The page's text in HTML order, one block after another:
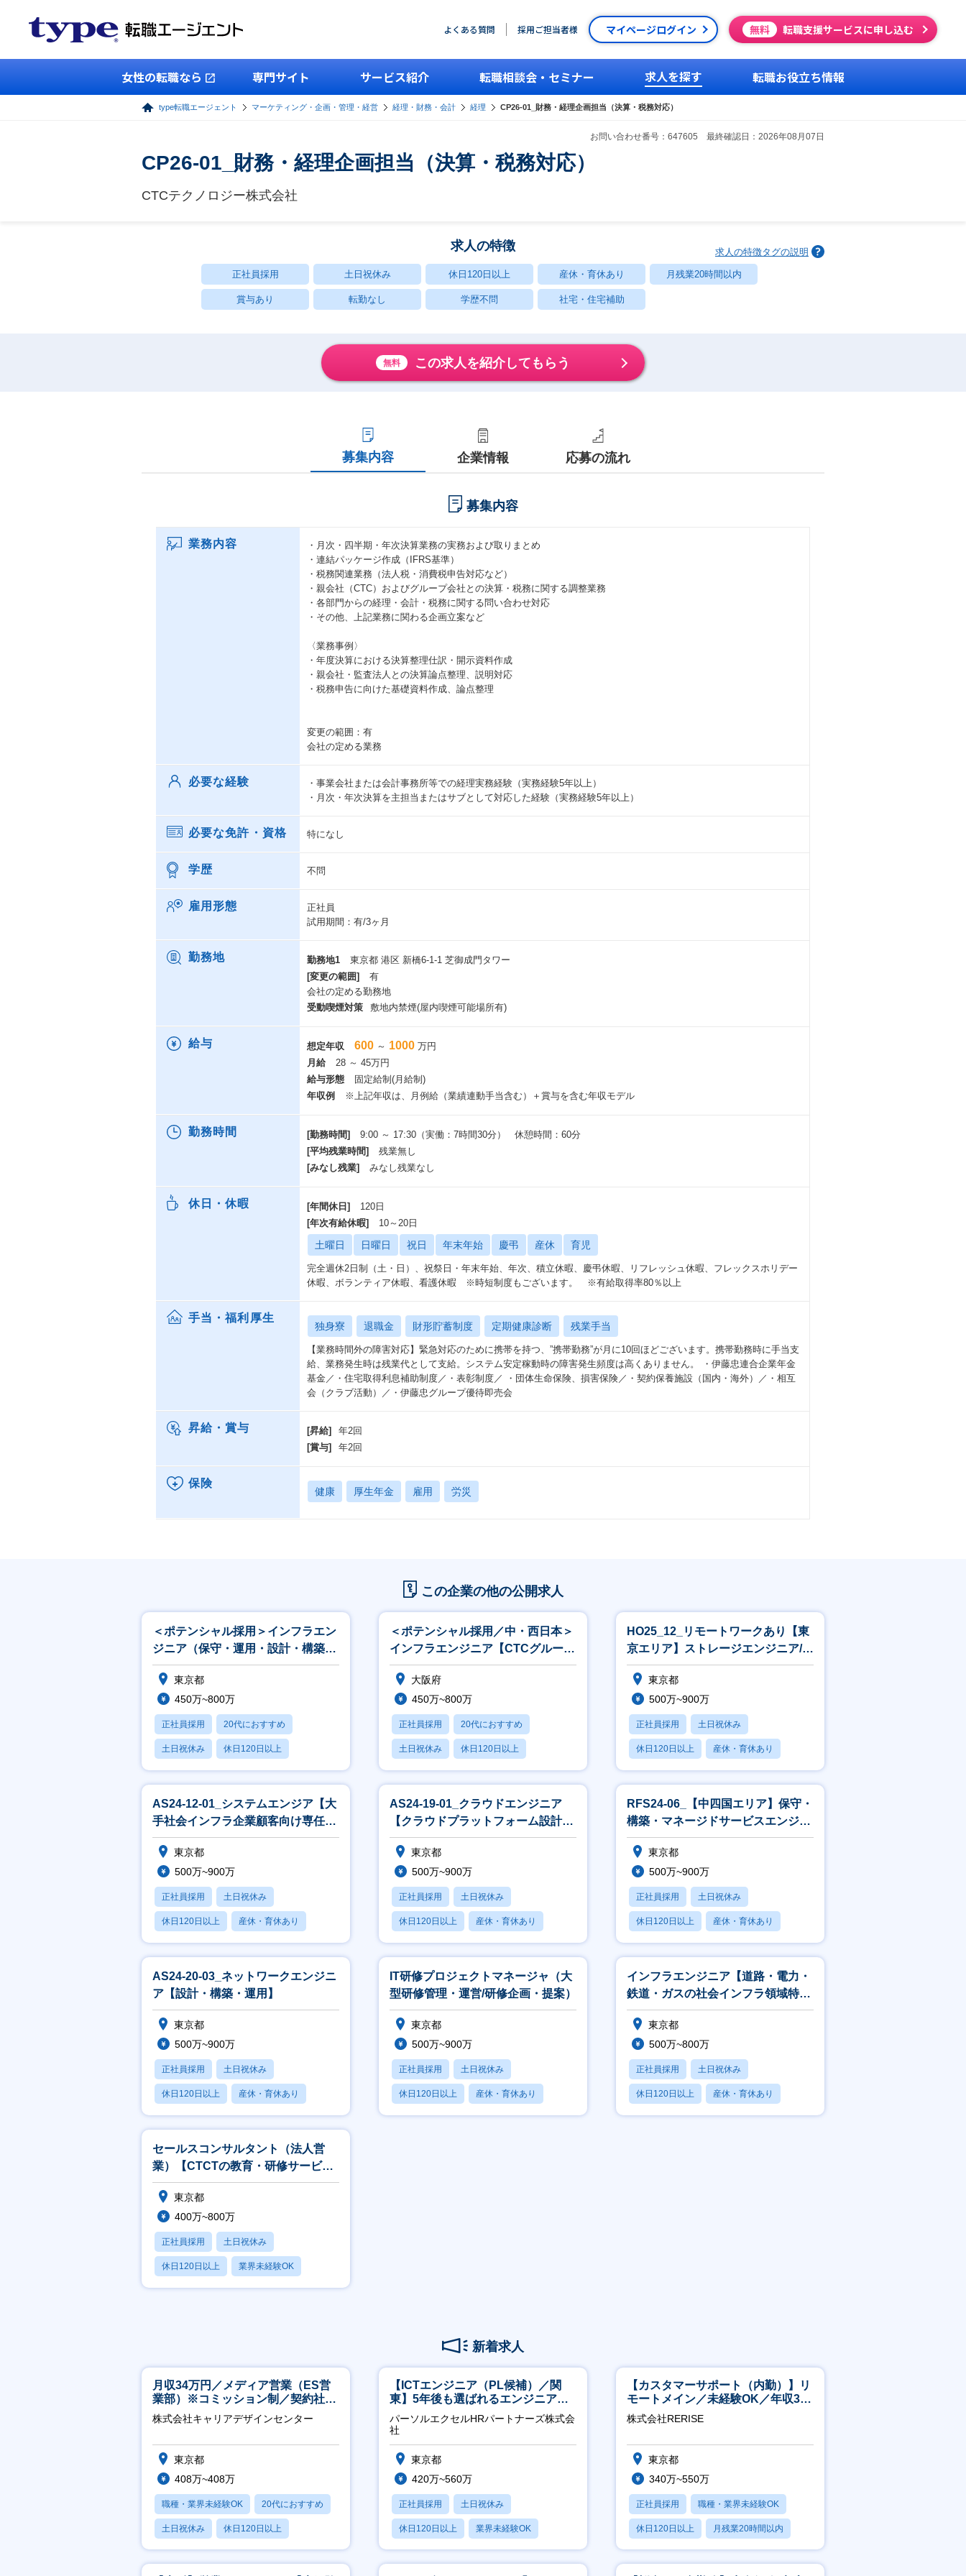
よくある質問 採用ご担当者様 マイページログイン 無料 転職支援サービスに申し込む
女性の転職なら 専門サイト サービス紹介 転職相談会・セミナー 求人を探す 転職お役立ち情報
type転職エージェント マーケティング・企画・管理・経営 経理・財務・会計 経理 CP26-01_財務・経理企画担当（決算・税務対応）
お問い合わせ番号：647605 最終確認日：2026年08月07日
CP26-01_財務・経理企画担当（決算・税務対応）
CTCテクノロジー株式会社
求人の特徴 求人の特徴タグの説明
正社員採用 土日祝休み 休日120日以上 産休・育休あり 月残業20時間以内
賞与あり 転勤なし 学歴不問 社宅・住宅補助
無料 この求人を紹介してもらう
募集内容 企業情報 応募の流れ
募集内容
業務内容
・月次・四半期・年次決算業務の実務および取りまとめ
・連結パッケージ作成（IFRS基準）
・税務関連業務（法人税・消費税申告対応など）
・親会社（CTC）およびグループ会社との決算・税務に関する調整業務
・各部門からの経理・会計・税務に関する問い合わせ対応
・その他、上記業務に関わる企画立案など
〈業務事例〉
・年度決算における決算整理仕訳・開示資料作成
・親会社・監査法人との決算論点整理、説明対応
・税務申告に向けた基礎資料作成、論点整理
変更の範囲：有
会社の定める業務
必要な経験
・事業会社または会計事務所等での経理実務経験（実務経験5年以上）
・月次・年次決算を主担当またはサブとして対応した経験（実務経験5年以上）
必要な免許・資格 特になし
学歴 不問
雇用形態
正社員
試用期間：有/3ヶ月
勤務地 勤務地1
東京都 港区 新橋6-1-1 芝御成門タワー
[変更の範囲]
有
会社の定める勤務地
受動喫煙対策
敷地内禁煙(屋内喫煙可能場所有)
給与 想定年収 600 ～ 1000 万円
月給
28 ～ 45万円
給与形態
固定給制(月給制)
年収例
※上記年収は、月例給（業績連動手当含む）＋賞与を含む年収モデル
勤務時間 [勤務時間]
9:00 ～ 17:30（実働：7時間30分） 休憩時間：60分
[平均残業時間]
残業無し
[みなし残業]
みなし残業なし
休日・休暇 [年間休日]
120日
[年次有給休暇]
10～20日
土曜日 日曜日 祝日 年末年始 慶弔 産休 育児
完全週休2日制（土・日）、祝祭日・年末年始、年次、積立休暇、慶弔休暇、リフレッシュ休暇、フレックスホリデー
休暇、ボランティア休暇、看護休暇 ※時短制度もございます。 ※有給取得率80％以上
手当・福利厚生
独身寮 退職金 財形貯蓄制度 定期健康診断 残業手当
【業務時間外の障害対応】緊急対応のために携帯を持つ、”携帯勤務”が月に10回ほどございます。携帯勤務時に手当支
給、業務発生時は残業代として支給。システム安定稼動時の障害発生頻度は高くありません。 ・伊藤忠連合企業年金
基金／・住宅取得利息補助制度／・表彰制度／ ・団体生命保険、損害保険／・契約保養施設（国内・海外）／・相互
会（クラブ活動）／・伊藤忠グループ優待即売会
昇給・賞与 [昇給]
年2回
[賞与]
年2回
保険
健康 厚生年金 雇用 労災
この企業の他の公開求人
＜ポテンシャル採用＞インフラエン
ジニア（保守・運用・設計・構築）
【CTCグループ】
東京都
450万~800万
正社員採用 20代におすすめ
土日祝休み 休日120日以上
産休・育休あり
＜ポテンシャル採用／中・西日本＞
インフラエンジニア【CTCグループ
／クラウド・オンプレ】
大阪府
450万~800万
正社員採用 20代におすすめ
土日祝休み 休日120日以上
産休・育休あり
HO25_12_リモートワークあり【東
京エリア】ストレージエンジニア/製
品保守
東京都
500万~900万
正社員採用 土日祝休み
休日120日以上 産休・育休あり
月残業20時間以内
AS24-12-01_システムエンジア【大
手社会インフラ企業顧客向け専任チ
ーム】
東京都
500万~900万
正社員採用 土日祝休み
休日120日以上 産休・育休あり
賞与あり
AS24-19-01_クラウドエンジニア
【クラウドプラットフォーム設計・
構築・運用/クラウドサービス
東京都
500万~900万
正社員採用 土日祝休み
休日120日以上 産休・育休あり
賞与あり
RFS24-06_【中四国エリア】保守・
構築・マネージドサービスエンジニ
ア
東京都
500万~900万
正社員採用 土日祝休み
休日120日以上 産休・育休あり
賞与あり
AS24-20-03_ネットワークエンジニ
ア【設計・構築・運用】
東京都
500万~900万
正社員採用 土日祝休み
休日120日以上 産休・育休あり
賞与あり
IT研修プロジェクトマネージャ（大
型研修管理・運営/研修企画・提案）
東京都
500万~900万
正社員採用 土日祝休み
休日120日以上 産休・育休あり
賞与あり
インフラエンジニア【道路・電力・
鉄道・ガスの社会インフラ領域特化
／900種類の研修／設計・構築案
件】東京都
500万~800万
正社員採用 土日祝休み
休日120日以上 産休・育休あり
賞与あり
セールスコンサルタント（法人営
業）【CTCTの教育・研修サービス
提案／残業20h】
東京都
400万~800万
正社員採用 土日祝休み
休日120日以上 業界未経験OK
産休・育休あり
新着求人
月収34万円／メディア営業（ES営
業部）※コミッション制／契約社員
※4年目以降無期化
株式会社キャリアデザインセンター
東京都
408万~408万
職種・業界未経験OK 20代におすすめ
土日祝休み 休日120日以上
産休・育休あり
【ICTエンジニア（PL候補）／関
東】5年後も選ばれるエンジニアへ
／チーム運営・体制構築
パーソルエクセルHRパートナーズ株式会
社
東京都
420万~560万
正社員採用 土日祝休み
休日120日以上 業界未経験OK
月残業20時間以内
【カスタマーサポート（内勤）】リ
モートメイン／未経験OK／年収340
万～／年間休日125日
株式会社RERISE
東京都
340万~550万
正社員採用 職種・業界未経験OK
休日120日以上 月残業20時間以内
賞与あり